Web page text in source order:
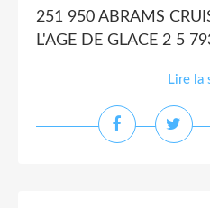
251 950 ABRAMS
L'AGE DE GLACE 2 5
Lire la